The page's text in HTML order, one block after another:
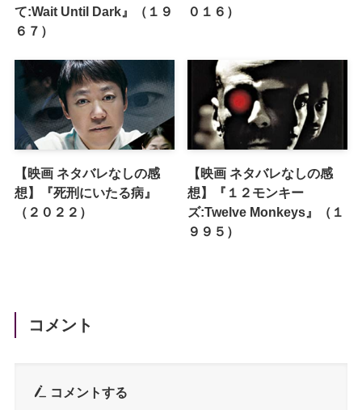
て:Wait Until Dark』（１９
６７）
０１６）
【映画 ネタバレなしの感
想】『死刑にいたる病』
（２０２２）
【映画 ネタバレなしの感
想】『１２モンキー
ズ:Twelve Monkeys』（１
９９５）
コメント
コメントする